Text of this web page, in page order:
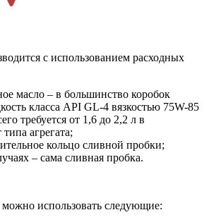
с использованием расходных
масло – в большинство коробок
класса API GL-4 вязкостью 75W-85
требуется от 1,6 до 2,2 л в
агрегата;
кольцо сливной пробки;
– сама сливная пробка.
использовать следующие: